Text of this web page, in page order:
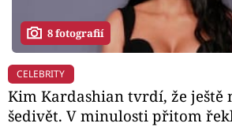
8 fotografií
CELEBRITY
Kim Kardashian tvrdí, že ještě
šedivět. V minulosti přitom